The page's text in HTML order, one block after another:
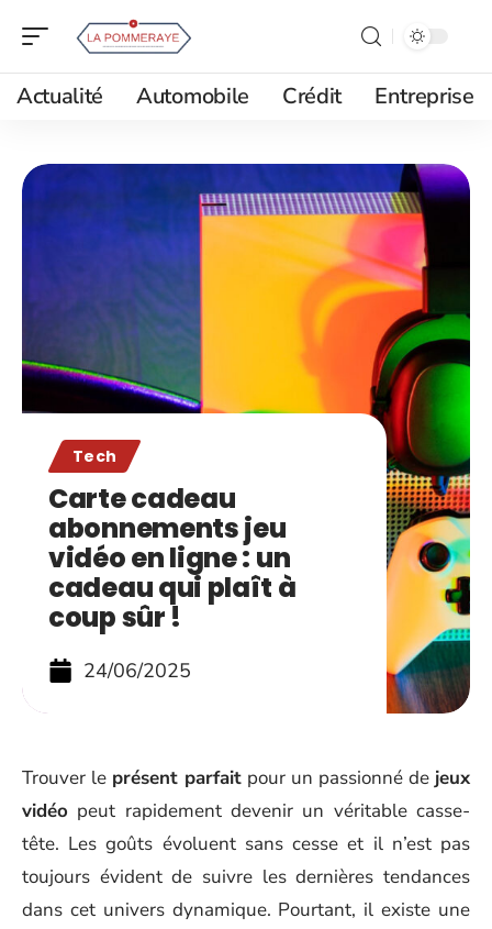
Actualité Automobile Crédit Entreprise
Tech
Carte cadeau
abonnements jeu
vidéo en ligne : un
cadeau qui plaît à
coup sûr !
24/06/2025
Trouver le présent parfait pour un passionné de jeux
vidéo peut rapidement devenir un véritable casse-
tête. Les goûts évoluent sans cesse et il n’est pas
toujours évident de suivre les dernières tendances
dans cet univers dynamique. Pourtant, il existe une